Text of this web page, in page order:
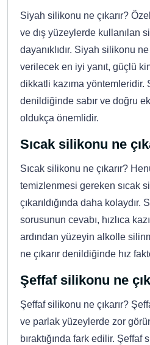
Siyah silikonu ne çıkarır?
ve dış yüzeylerde kullanılan
dayanıklıdır. Siyah silikonu
verilecek en iyi yanıt, güçlü
dikkatli kazıma yöntemleridir.
denildiğinde sabır ve doğru
oldukça önemlidir.
Sıcak silikonu ne
Sıcak silikonu ne çıkarır?
temizlenmesi gereken sıcak
çıkarıldığında daha kolaydır.
sorusunun cevabı, hızlıca
ardından yüzeyin alkolle
ne çıkarır denildiğinde hız
Şeffaf silikonu ne
Şeffaf silikonu ne çıkarır?
ve parlak yüzeylerde zor
bıraktığında fark edilir. Şeffaf